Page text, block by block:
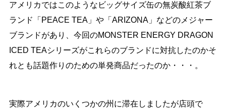
アメリカではこのようなビッグサイズ缶の無炭酸紅茶ブ
ランド「PEACE TEA」や「ARIZONA」などのメジャー
ブランドがあり、今回のMONSTER ENERGY DRAGON
ICED TEAシリーズがこれらのブランドに対抗したのかそ
れとも話題作りのための単発商品だったのか・・・。
実際アメリカのいくつかの州に滞在しましたが店頭で